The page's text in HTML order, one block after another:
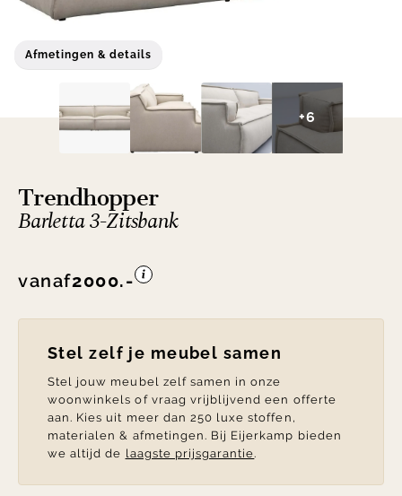
Afmetingen & details
+6
Trendhopper
Barletta 3-Zitsbank
vanaf2000.-
Stel zelf je meubel samen
Stel jouw meubel zelf samen in onze
woonwinkels of vraag vrijblijvend een offerte
aan. Kies uit meer dan 250 luxe stoffen,
materialen & afmetingen. Bij Eijerkamp bieden
we altijd de laagste prijsgarantie.